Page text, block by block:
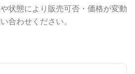
状態により販売可否・価格が変動
合わせください。